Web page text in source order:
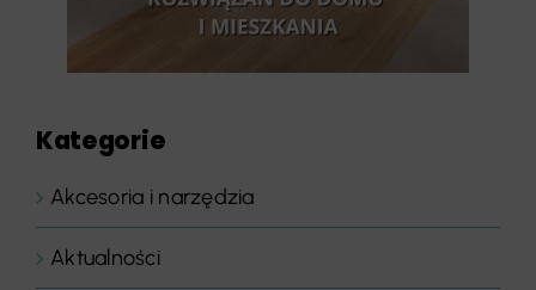
Kategorie
Akcesoria i narzędzia
Aktualności